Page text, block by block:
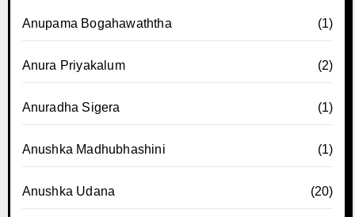
Anupama Bogahawaththa (1)
Anura Priyakalum (2)
Anuradha Sigera (1)
Anushka Madhubhashini (1)
Anushka Udana (20)